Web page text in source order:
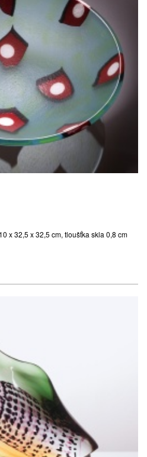
x 32,5 x 32,5 cm, tloušťka skla 0,8 cm